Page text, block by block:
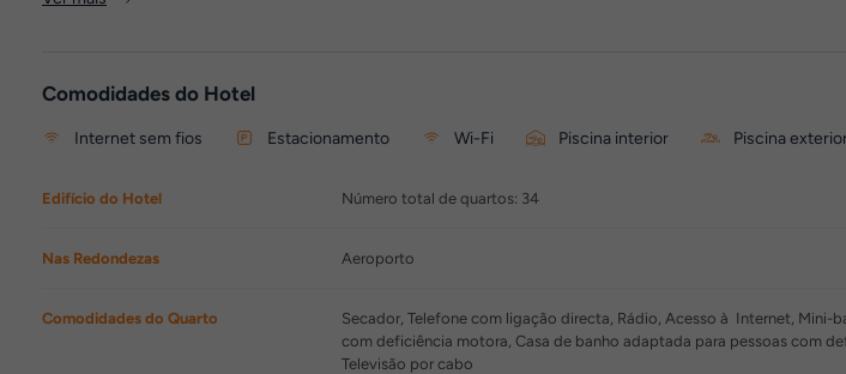
Comodidades do Hotel
Internet sem fios Estacionamento Wi-Fi Piscina interior Piscina
Edifício do Hotel Número total de quartos: 34
Nas Redondezas Aeroporto
Comodidades do Quarto
Secador, Telefone com ligação directa, Rádio, Acesso à Internet, Mini-
com deficiência motora, Casa de banho adaptada para pessoas com
Televisão por cabo